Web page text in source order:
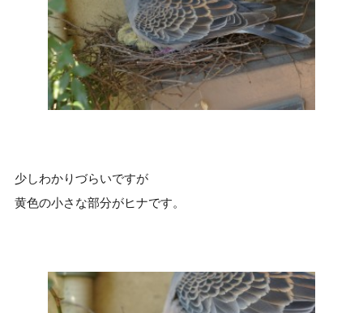
少しわかりづらいですが
黄色の小さな部分がヒナです。